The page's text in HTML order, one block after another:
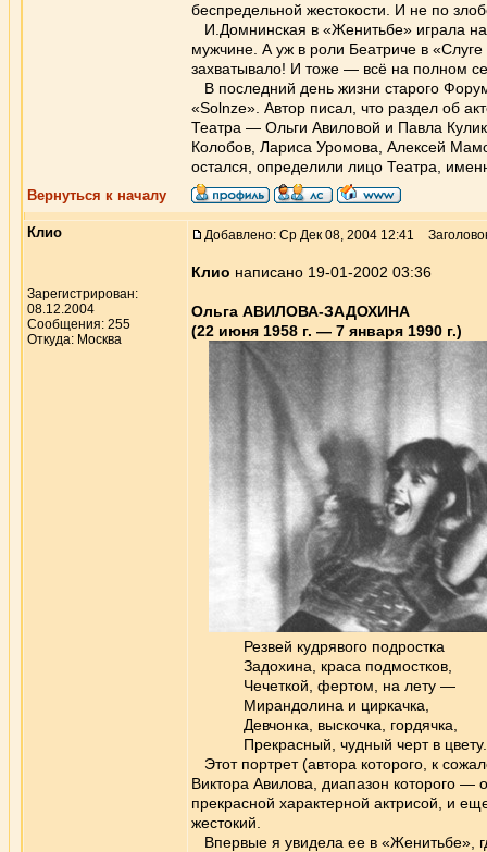
беспредельной жестокости. И не по
И.Домнинская в «Женитьбе» играла
мужчине. А уж в роли Беатриче в «Слуге
захватывало! И тоже — всё на полном
В последний день жизни старого
«Solnze». Автор писал, что раздел об
Театра — Ольги Авиловой и Павла
Колобов, Лариса Уромова, Алексей
остался, определили лицо Театра,
Вернуться к началу
Клио
Зарегистрирован:
08.12.2004
Сообщения: 255
Откуда: Москва
Добавлено: Ср Дек 08, 2004 12:41
Клио написано 19-01-2002 03:36
Ольга АВИЛОВА-ЗАДОХИНА
(22 июня 1958 г. — 7 января 1990 г.)
Резвей кудрявого подростка
Задохина, краса подмостков,
Чечеткой, фертом, на лету —
Мирандолина и циркачка,
Девчонка, выскочка, гордячка,
Прекрасный, чудный черт в цвету.
Этот портрет (автора которого, к
Виктора Авилова, диапазон которого —
прекрасной характерной актрисой, и
жестокий.
Впервые я увидела ее в «Женитьбе»,